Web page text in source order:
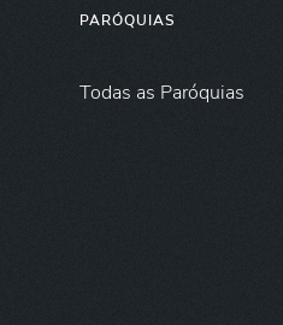
PARÓQUIAS
Todas as Paróquias